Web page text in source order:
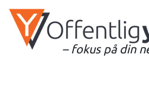
– fokus på din